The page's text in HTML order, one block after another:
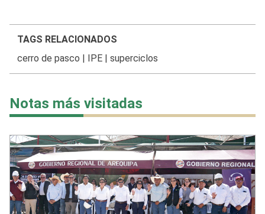
TAGS RELACIONADOS
cerro de pasco | IPE| superciclos
Notas más visitadas